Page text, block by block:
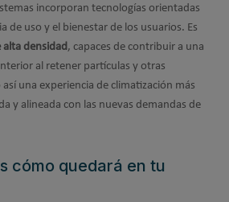
incorporan tecnologías orientadas
de uso y el bienestar de los usuarios. Es
densidad, capaces de contribuir a una
al retener partículas y otras
una experiencia de climatización más
y alineada con las nuevas demandas de
cómo quedará en tu